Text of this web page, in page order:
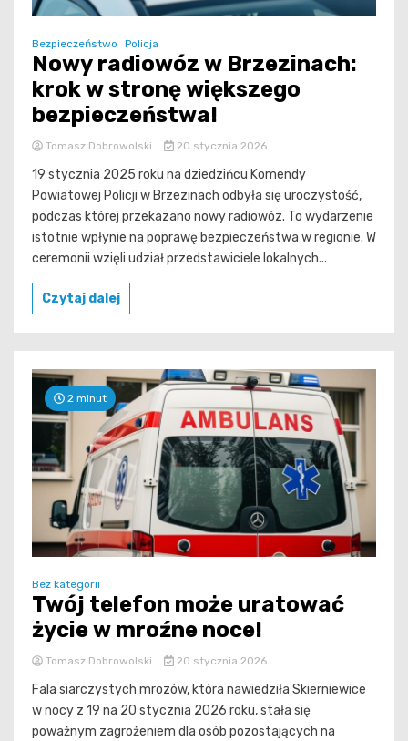
Bezpieczeństwo Policja
Nowy radiowóz w Brzezinach:
krok w stronę większego
bezpieczeństwa!
Tomasz Dobrowolski 20 stycznia 2026
19 stycznia 2025 roku na dziedzińcu Komendy
Powiatowej Policji w Brzezinach odbyła się uroczystość,
podczas której przekazano nowy radiowóz. To wydarzenie
istotnie wpłynie na poprawę bezpieczeństwa w regionie. W
ceremonii wzięli udział przedstawiciele lokalnych...
Czytaj dalej
2 minut
Bez kategorii
Twój telefon może uratować
życie w mroźne noce!
Tomasz Dobrowolski 20 stycznia 2026
Fala siarczystych mrozów, która nawiedziła Skierniewice
w nocy z 19 na 20 stycznia 2026 roku, stała się
poważnym zagrożeniem dla osób pozostających na